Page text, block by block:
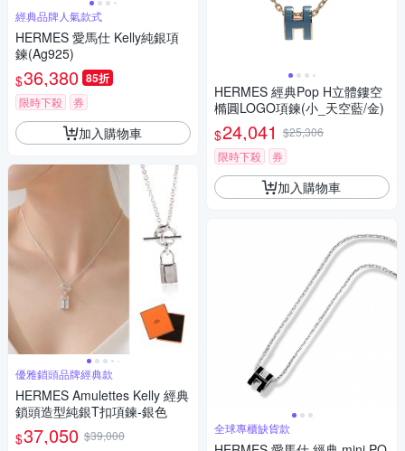
經典品牌人氣款式
HERMES 愛馬仕 Kelly純銀項
鍊(Ag925)
$36,380 85折
限時下殺 券
加入購物車
優雅鎖頭品牌經典款
HERMES Amulettes Kelly 經典
鎖頭造型純銀T扣項鍊-銀色
$37,050 $39,000
HERMES 經典Pop H立體鏤空
橢圓LOGO項鍊(小_天空藍/金)
$24,041 $25,306
限時下殺
券
加入購物車
全球專櫃缺貨款